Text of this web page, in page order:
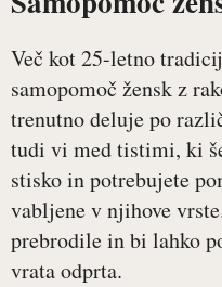
Več kot 25-letno
samopomoč žensk z
trenutno deluje po
tudi vi med tistimi, ki
stisko in potrebujete
vabljene v njihove
prebrodile in bi lahko
vrata odprta.